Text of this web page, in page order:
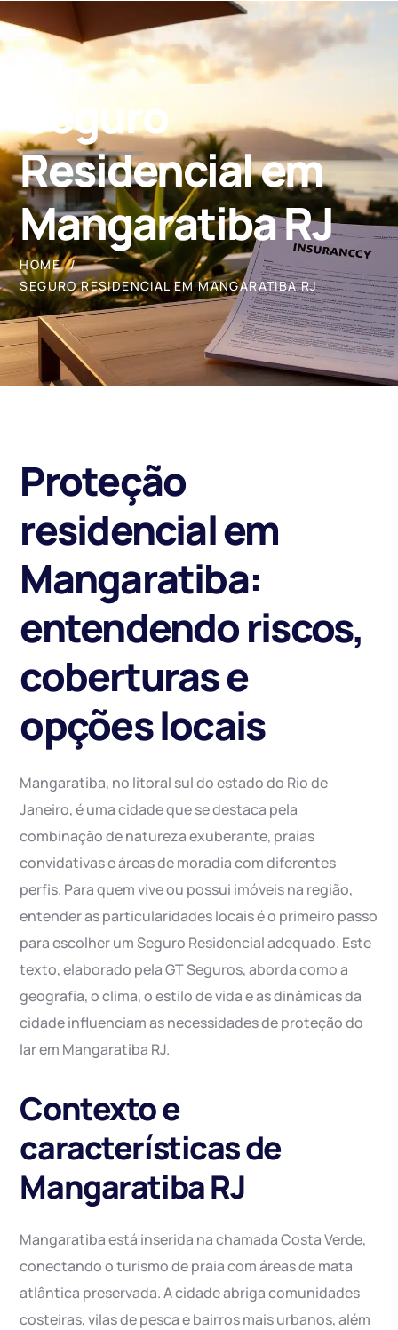
Seguro
Residencial em
Mangaratiba RJ
HOME
SEGURO RESIDENCIAL EM MANGARATIBA RJ
Proteção
residencial em
Mangaratiba:
entendendo riscos,
coberturas e
opções locais
Mangaratiba, no litoral sul do estado do Rio de
Janeiro, é uma cidade que se destaca pela
combinação de natureza exuberante, praias
convidativas e áreas de moradia com diferentes
perfis. Para quem vive ou possui imóveis na região,
entender as particularidades locais é o primeiro passo
para escolher um Seguro Residencial adequado. Este
texto, elaborado pela GT Seguros, aborda como a
geografia, o clima, o estilo de vida e as dinâmicas da
cidade influenciam as necessidades de proteção do
lar em Mangaratiba RJ.
Contexto e
características de
Mangaratiba RJ
Mangaratiba está inserida na chamada Costa Verde,
conectando o turismo de praia com áreas de mata
atlântica preservada. A cidade abriga comunidades
costeiras, vilas de pesca e bairros mais urbanos, além